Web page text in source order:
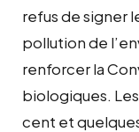
refus de signer
pollution de
renforcer la
biologiques.
cent et